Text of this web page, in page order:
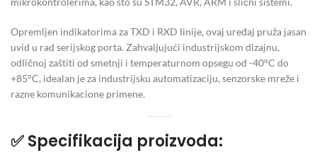
Opremljen indikatorima za TXD i RXD linije, ovaj uređaj pruža jasan
uvid u rad serijskog porta. Zahvaljujući industrijskom dizajnu,
odličnoj zaštiti od smetnji i temperaturnom opsegu od -40°C do
+85°C, idealan je za industrijsku automatizaciju, senzorske mreže i
razne komunikacione primene.
✅Specifikacija proizvoda: